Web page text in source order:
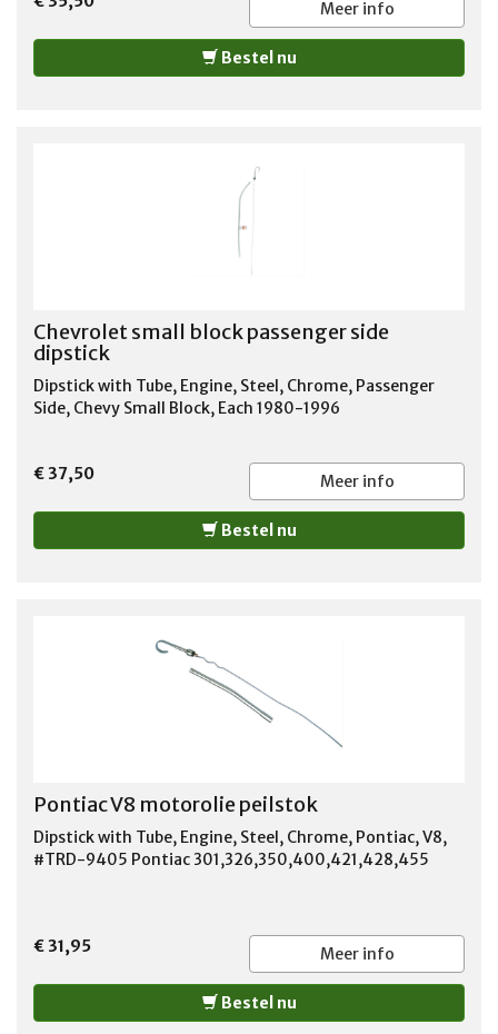
Meer info
Bestel nu
Chevrolet small block passenger side
dipstick
Dipstick with Tube, Engine, Steel, Chrome, Passenger
Side, Chevy Small Block, Each 1980-1996
€ 37,50 Meer info
Bestel nu
Pontiac V8 motorolie peilstok
Dipstick with Tube, Engine, Steel, Chrome, Pontiac, V8,
#TRD-9405 Pontiac 301,326,350,400,421,428,455
€ 31,95 Meer info
Bestel nu